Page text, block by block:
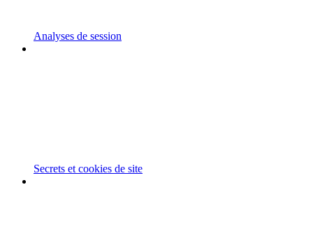
Analyses de session
Secrets et cookies de site